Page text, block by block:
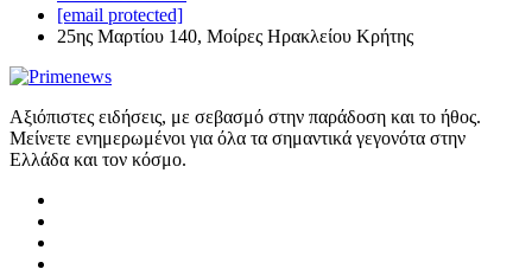
[email protected]
25ης Μαρτίου 140, Μοίρες Ηρακλείου Κρήτης
Αξιόπιστες ειδήσεις, με σεβασμό στην παράδοση και το ήθος.
Μείνετε ενημερωμένοι για όλα τα σημαντικά γεγονότα στην
Ελλάδα και τον κόσμο.